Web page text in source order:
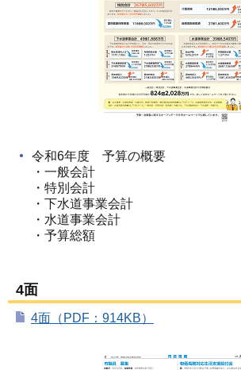
令和6年度 予算の概要
・一般会計
・特別会計
・下水道事業会計
・水道事業会計
・予算総額
4面
4面（PDF：914KB）